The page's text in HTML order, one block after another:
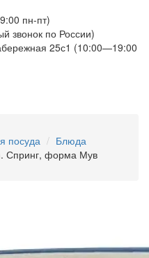
пн-пт)
звонок по России)
25с1 (10:00—19:00
посуда
Блюда
Спринг, форма Мув